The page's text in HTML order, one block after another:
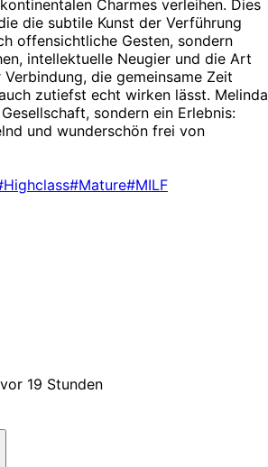
Charmes verleihen. Dies
die subtile Kunst der Verführung
offensichtliche Gesten, sondern
intellektuelle Neugier und die Art
die gemeinsame Zeit
zutiefst echt wirken lässt. Melinda
sondern ein Erlebnis:
und wunderschön frei von
#Mature#MILF
19 Stunden